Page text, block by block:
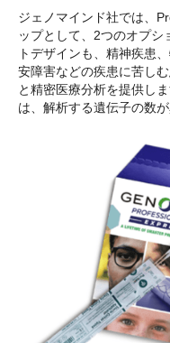
ジェノマインド社では、
ップとして、2つのオプシ
トデザインも、精神疾患
安障害などの疾患に苦し
と精密医療分析を提供し
は、解析する遺伝子の数が